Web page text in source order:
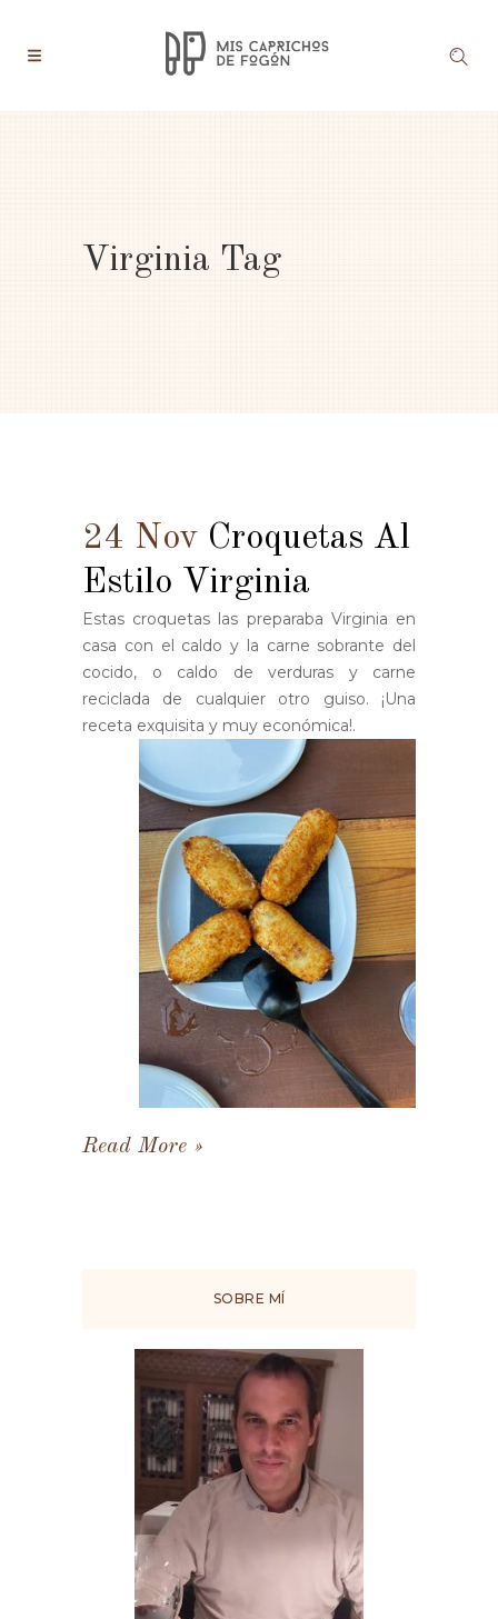
Virginia Tag
24 Nov Croquetas Al
Estilo Virginia
Estas croquetas las preparaba Virginia en
casa con el caldo y la carne sobrante del
cocido, o caldo de verduras y carne
reciclada de cualquier otro guiso. ¡Una
receta exquisita y muy económica!.
Read More
SOBRE MÍ